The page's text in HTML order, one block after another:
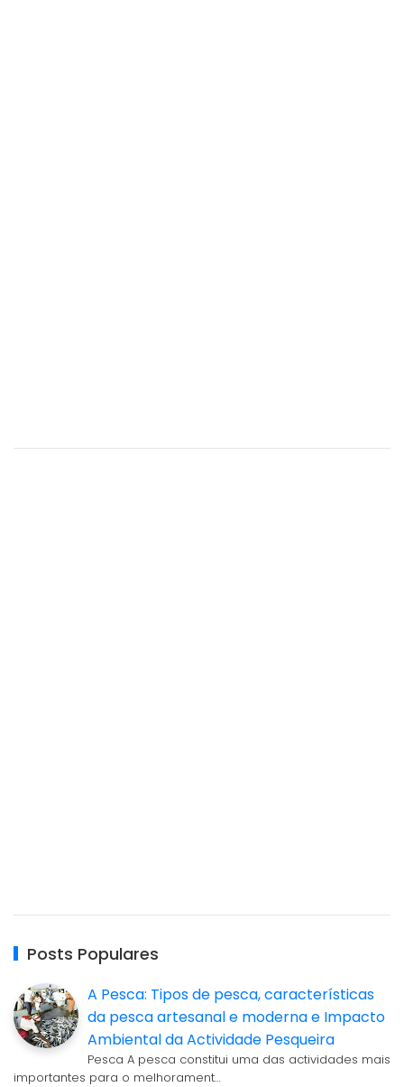
Posts Populares
A Pesca: Tipos de pesca, características
da pesca artesanal e moderna e Impacto
Ambiental da Actividade Pesqueira
Pesca A pesca constitui uma das actividades mais
importantes para o melhorament…